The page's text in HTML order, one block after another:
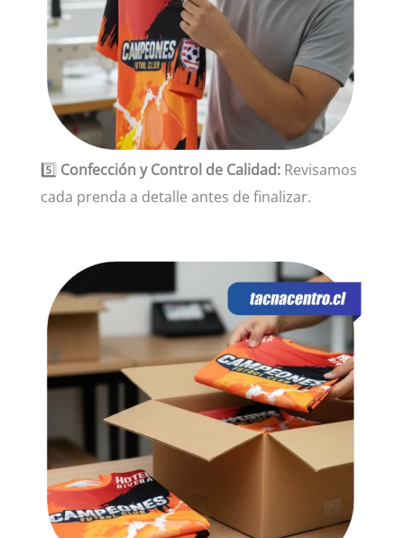
5️⃣ Confección y Control de Calidad:Revisamos
cada prenda a detalle antes de finalizar.